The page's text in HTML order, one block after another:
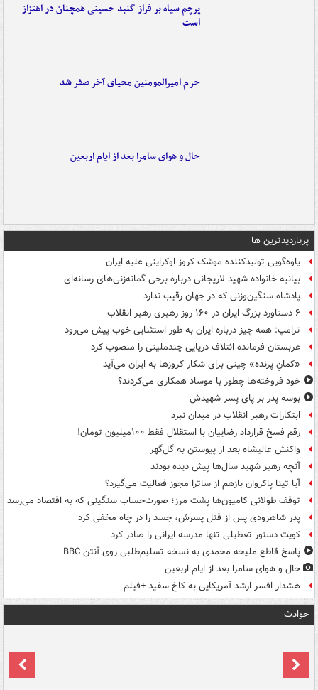
پرچم سیاه بر فراز گنبد حسینی همچنان در اهتزاز
است
حرم امیرالمومنین محیای آخر صفر شد
حال و هوای سامرا بعد از ایام اربعین
پربازدیدترین ها
یاوه‌گویی تولیدکننده موشک کروز اوکراینی علیه ایران
بیانیه خانواده شهید لاریجانی درباره برخی گمانه‌زنی‌های رسانه‌ای
پادشاه سنگین‌وزنی که در جهان رقیب ندارد
۶ دستاورد بزرگ ایران در ۱۶۰ روز رهبری رهبر انقلاب
ترامپ: همه چیز درباره ایران به طور استثنایی خوب پیش می‌رود
عربستان فرمانده ائتلاف دریایی چندملیتی را منصوب کرد
«کمانِ پرنده» چینی برای شکار کروزها به ایران می‌آید
خود فروخته‌ها چطور با موساد همکاری می‌کردند؟
بوسه‌ پدر بر پای پسر شهیدش
ابتکارات رهبر انقلاب در میدان نبرد
رقم فسخ قرارداد رضاییان با استقلال فقط ۱۰۰میلیون تومان!
واکنش عالیشاه بعد از پیوستن به گل‌گهر
آنچه رهبر شهید سال‌ها پیش دیده بودند
آیا تینا پاکروان بازهم از ساترا مجوز فعالیت می‌گیرد؟
توقف طولانی کامیون‌ها پشت مرز؛ صورت‌حساب سنگینی که به اقتصاد می‌رسد
پدر شاهرودی پس از قتل پسرش، جسد را در چاه مخفی کرد
کویت دستور تعطیلی تنها مدرسه ایرانی را صادر کرد
پاسخ قاطع ملیحه محمدی به نسخه تسلیم‌طلبی روی آنتن BBC
حال و هوای سامرا بعد از ایام اربعین
هشدار افسر ارشد آمریکایی به کاخ سفید +فیلم
حوادث